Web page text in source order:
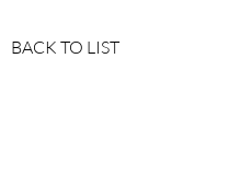
BACK TO LIST